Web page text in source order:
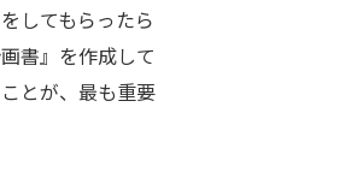
してもらったら
書』を作成して
とが、最も重要